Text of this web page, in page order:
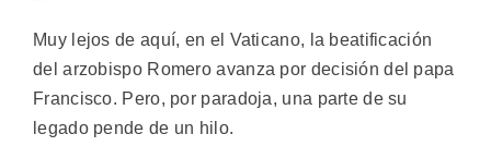
Muy lejos de aquí, en el Vaticano, la beatificación
del arzobispo Romero avanza por decisión del papa
Francisco. Pero, por paradoja, una parte de su
legado pende de un hilo.